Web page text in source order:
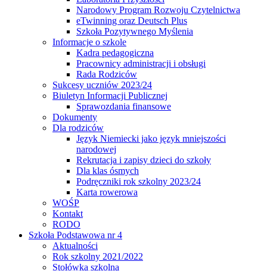
Narodowy Program Rozwoju Czytelnictwa
eTwinning oraz Deutsch Plus
Szkoła Pozytywnego Myślenia
Informacje o szkole
Kadra pedagogiczna
Pracownicy administracji i obsługi
Rada Rodziców
Sukcesy uczniów 2023/24
Biuletyn Informacji Publicznej
Sprawozdania finansowe
Dokumenty
Dla rodziców
Język Niemiecki jako język mniejszości
narodowej
Rekrutacja i zapisy dzieci do szkoły
Dla klas ósmych
Podręczniki rok szkolny 2023/24
Karta rowerowa
WOŚP
Kontakt
RODO
Szkoła Podstawowa nr 4
Aktualności
Rok szkolny 2021/2022
Stołówka szkolna